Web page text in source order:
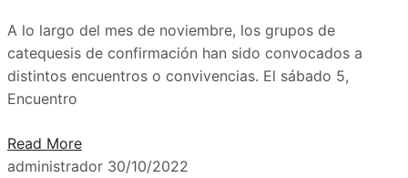
A lo largo del mes de noviembre, los grupos de
catequesis de confirmación han sido convocados a
distintos encuentros o convivencias. El sábado 5,
Encuentro
Read More
administrador 30/10/2022